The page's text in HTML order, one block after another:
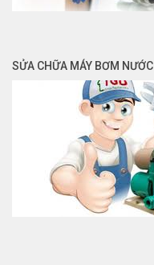
SỬA CHỮA MÁY BƠM NƯỚC